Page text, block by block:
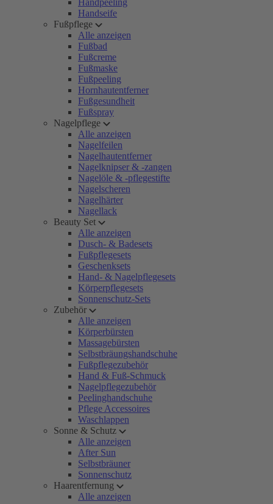
Handpeeling
Handseife
Fußpflege
Alle anzeigen
Fußbad
Fußcreme
Fußmaske
Fußpeeling
Hornhautentferner
Fußgesundheit
Fußspray
Nagelpflege
Alle anzeigen
Nagelfeilen
Nagelhautentferner
Nagelknipser & -zangen
Nagelöle & -pflegestifte
Nagelscheren
Nagelhärter
Nagellack
Beauty Set
Alle anzeigen
Dusch- & Badesets
Fußpflegesets
Geschenksets
Hand- & Nagelpflegesets
Körperpflegesets
Sonnenschutz-Sets
Zubehör
Alle anzeigen
Körperbürsten
Massagebürsten
Selbstbräungshandschuhe
Fußpflegezubehör
Hand & Fuß-Schmuck
Nagelpflegezubehör
Peelinghandschuhe
Pflege Accessoires
Waschlappen
Sonne & Schutz
Alle anzeigen
After Sun
Selbstbräuner
Sonnenschutz
Haarentfernung
Alle anzeigen